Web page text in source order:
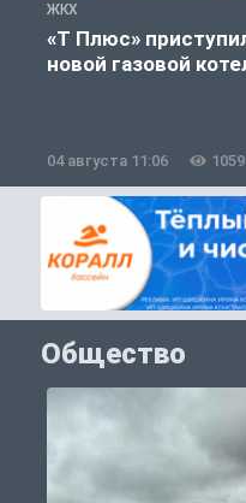
ЖКХ
«Т Плюс»
новой газовой
04 августа 11:06 1059
Общество